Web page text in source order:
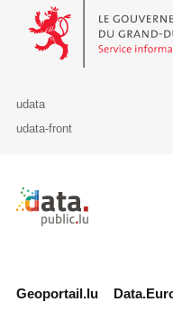
Le Gouvernement du
udata
udata-front
Retour à l'accueil de
Geoportail.lu